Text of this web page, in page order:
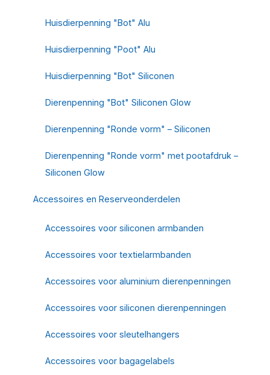
Huisdierpenning "Bot" Alu
Huisdierpenning "Poot" Alu
Huisdierpenning "Bot" Siliconen
Dierenpenning "Bot" Siliconen Glow
Dierenpenning "Ronde vorm" – Siliconen
Dierenpenning "Ronde vorm" met pootafdruk –
Siliconen Glow
Accessoires en Reserveonderdelen
Accessoires voor siliconen armbanden
Accessoires voor textielarmbanden
Accessoires voor aluminium dierenpenningen
Accessoires voor siliconen dierenpenningen
Accessoires voor sleutelhangers
Accessoires voor bagagelabels